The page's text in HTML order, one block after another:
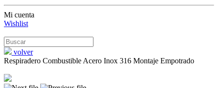
Mi cuenta
Wishlist
volver
Respiradero Combustible Acero Inox 316 Montaje Empotrado